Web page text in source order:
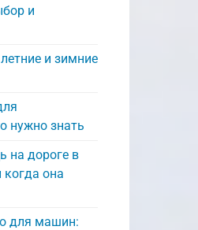
и
и зимние
нужно знать
на дороге в
когда она
для машин: